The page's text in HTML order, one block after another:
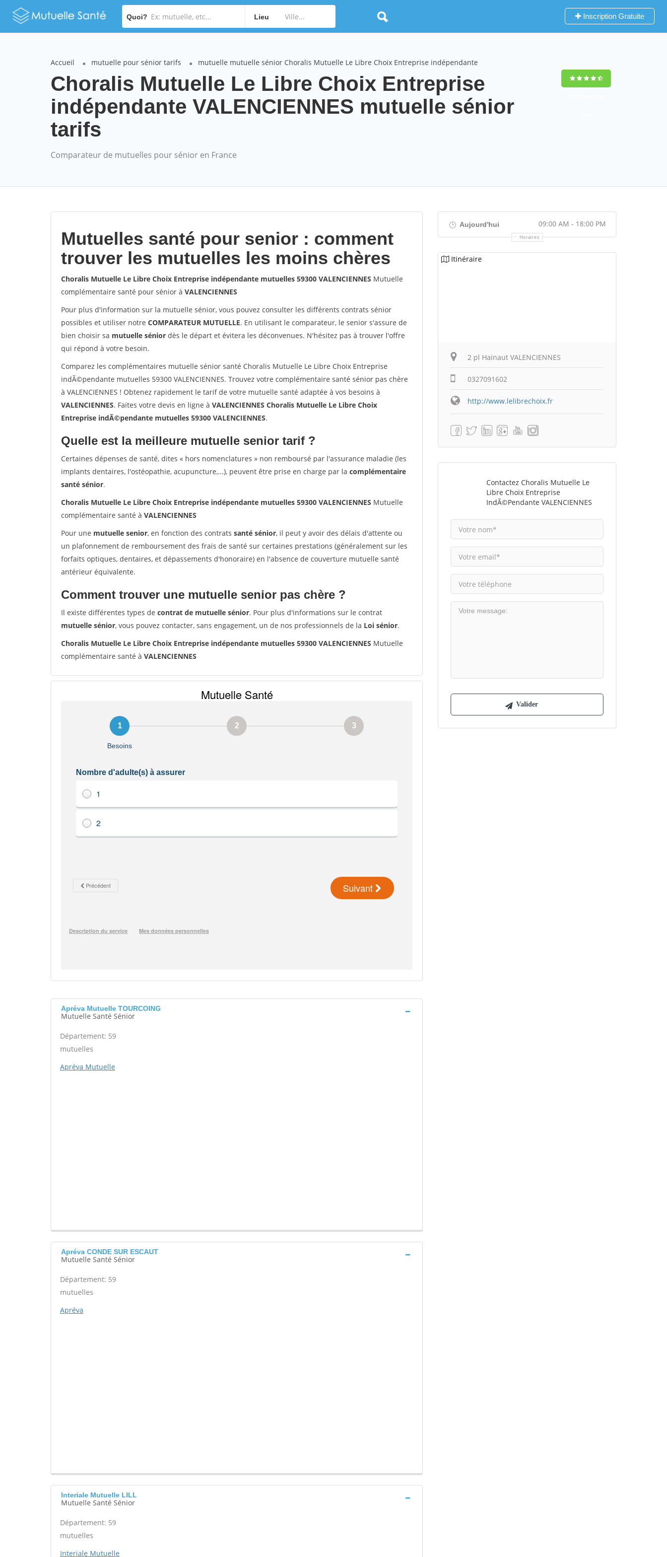
Quoi? Lieu Inscription Gratuite
Accueil mutuelle pour sénior tarifs mutuelle mutuelle sénior Choralis Mutuelle Le Libre Choix Entreprise indépendante
Choralis Mutuelle Le Libre Choix Entreprise
indépendante VALENCIENNES mutuelle sénior
tarifs
Comparateur de mutuelles pour sénior en France
Mutuelles santé pour senior : comment
trouver les mutuelles les moins chères
Choralis Mutuelle Le Libre Choix Entreprise indépendante mutuelles 59300 VALENCIENNES Mutuelle
complémentaire santé pour sénior à VALENCIENNES
Pour plus d'information sur la mutuelle sénior, vous pouvez consulter les différents contrats sénior
possibles et utiliser notre COMPARATEUR MUTUELLE. En utilisant le comparateur, le senior s'assure de
bien choisir sa mutuelle sénior dès le départ et évitera les déconvenues. N'hésitez pas à trouver l'offre
qui répond à votre besoin.
Comparez les complémentaires mutuelle sénior santé Choralis Mutuelle Le Libre Choix Entreprise
indÃ©pendante mutuelles 59300 VALENCIENNES. Trouvez votre complémentaire santé sénior pas chère
à VALENCIENNES ! Obtenez rapidement le tarif de votre mutuelle santé adaptée à vos besoins à
VALENCIENNES. Faites votre devis en ligne à VALENCIENNES Choralis Mutuelle Le Libre Choix
Entreprise indÃ©pendante mutuelles 59300 VALENCIENNES.
Quelle est la meilleure mutuelle senior tarif ?
Certaines dépenses de santé, dites « hors nomenclatures » non remboursé par l'assurance maladie (les
implants dentaires, l'ostéopathie, acupuncture,...), peuvent être prise en charge par la complémentaire
santé sénior.
Choralis Mutuelle Le Libre Choix Entreprise indépendante mutuelles 59300 VALENCIENNES Mutuelle
complémentaire santé à VALENCIENNES
Pour une mutuelle senior, en fonction des contrats santé sénior, il peut y avoir des délais d'attente ou
un plafonnement de remboursement des frais de santé sur certaines prestations (généralement sur les
forfaits optiques, dentaires, et dépassements d'honoraire) en l'absence de couverture mutuelle santé
antérieur équivalente.
Comment trouver une mutuelle senior pas chère ?
Il existe différentes types de contrat de mutuelle sénior. Pour plus d'informations sur le contrat
mutuelle sénior, vous pouvez contacter, sans engagement, un de nos professionnels de la Loi sénior.
Choralis Mutuelle Le Libre Choix Entreprise indépendante mutuelles 59300 VALENCIENNES Mutuelle
complémentaire santé à VALENCIENNES
Apréva Mutuelle TOURCOING
Mutuelle Santé Sénior
Département: 59
mutuelles
Apréva Mutuelle
Apréva CONDE SUR ESCAUT
Mutuelle Santé Sénior
Département: 59
mutuelles
Apréva
Interiale Mutuelle LILL
Mutuelle Santé Sénior
Département: 59
mutuelles
Interiale Mutuelle
Aujourd'hui 09:00 AM - 18:00 PM
Horaires
Itinéraire
2 pl Hainaut VALENCIENNES
0327091602
http://www.lelibrechoix.fr
Contactez Choralis Mutuelle Le
Libre Choix Entreprise
IndÃ©pendante VALENCIENNES